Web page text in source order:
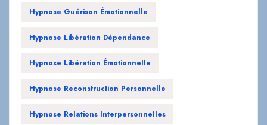
Hypnose Guérison Émotionnelle
Hypnose Libération Dépendance
Hypnose Libération Émotionnelle
Hypnose Reconstruction Personnelle
Hypnose Relations Interpersonnelles